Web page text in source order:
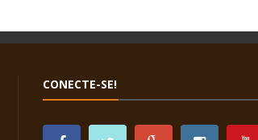
CONECTE-SE!